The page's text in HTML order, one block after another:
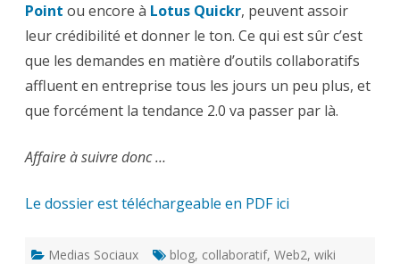
Point ou encore à Lotus Quickr, peuvent assoir
leur crédibilité et donner le ton. Ce qui est sûr c’est
que les demandes en matière d’outils collaboratifs
affluent en entreprise tous les jours un peu plus, et
que forcément la tendance 2.0 va passer par là.
Affaire à suivre donc …
Le dossier est téléchargeable en PDF ici
Medias Sociaux blog, collaboratif, Web2, wiki